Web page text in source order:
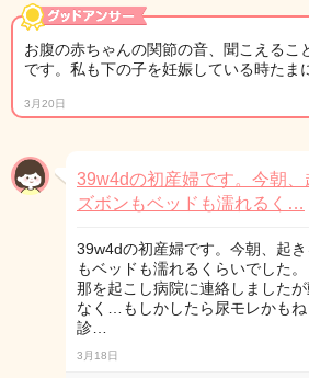
お腹の赤ちゃんの関節の音、聞こえるこ
です。私も下の子を妊娠している時たま
3月20日
39w4dの初産婦です。今朝
ズボンもベッドも濡れるく…
39w4dの初産婦です。今朝、起
もベッドも濡れるくらいでした
那を起こし病院に連絡しました
なく…もしかしたら尿モレかも
診…
3月18日